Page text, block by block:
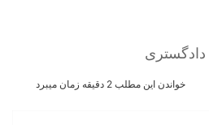
خواندن این مطلب 2 دقیقه زمان میبرد